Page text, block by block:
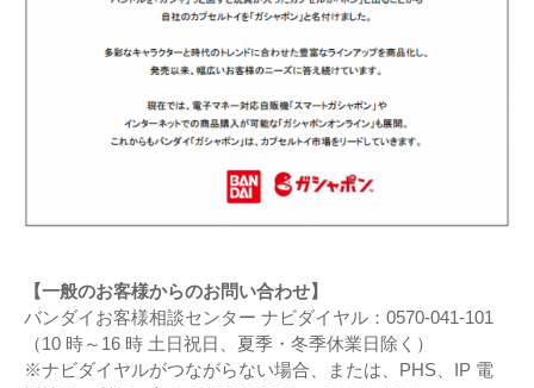
【一般のお客様からのお問い合わせ】
バンダイお客様相談センター ナビダイヤル：0570-041-101
（10 時～16 時 土日祝日、夏季・冬季休業日除く）
※ナビダイヤルがつながらない場合、または、PHS、IP 電